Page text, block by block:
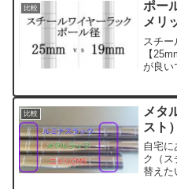
込むこ
比較
ポー
メリ
スチ
【
が良い
クト
方、ゴ
やすい
比較
メタ
スト
自宅に
ク（ス
替えた